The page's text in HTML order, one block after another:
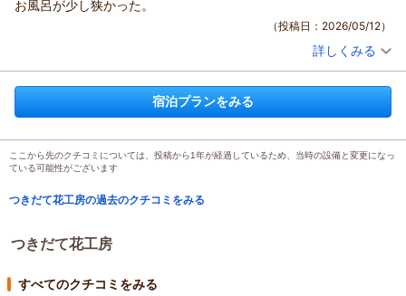
お風呂が少し狭かった。
（投稿日：2026/05/12）
投稿者： よっちゃんさん(男性/70代)
宿泊プラン： 【花コース】ブランド牛福島牛ステーキと旬の味覚で贅沢に！
詳しくみる
宿泊プランをみる
ここから先のクチコミについては、投稿から1年が経過しているため、当時の設備と変更になっ
ている可能性がございます
つきだて花工房の過去のクチコミをみる
つきだて花工房
すべてのクチコミをみる